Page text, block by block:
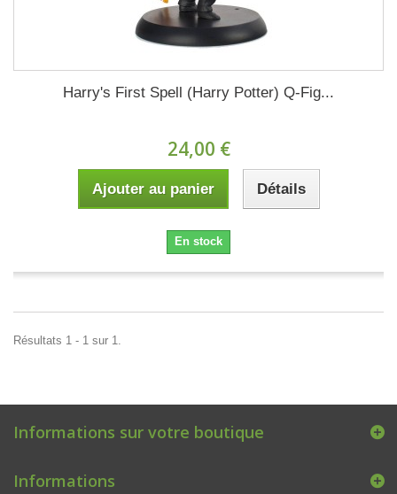
Harry's First Spell (Harry Potter) Q-Fig...
24,00 €
Ajouter au panier Détails
En stock
Résultats 1 - 1 sur 1.
Informations sur votre boutique
Informations